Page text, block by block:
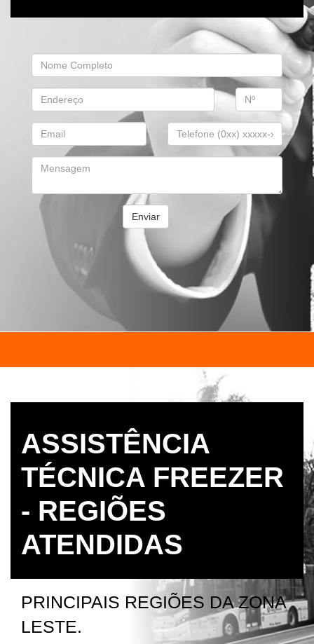
Enviar
ASSISTÊNCIA
TÉCNICA FREEZER
- REGIÕES
ATENDIDAS
PRINCIPAIS REGIÕES DA ZONA
LESTE.